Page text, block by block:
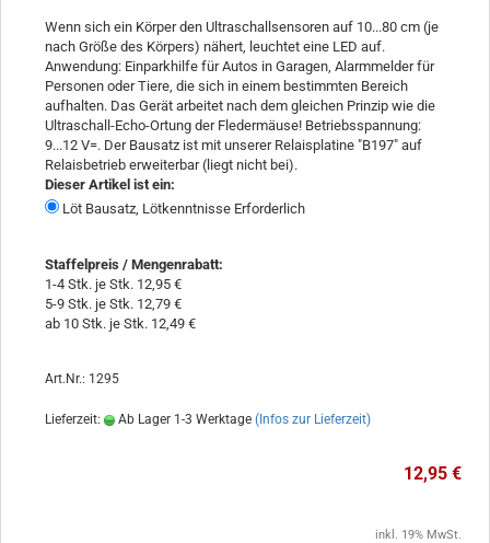
Wenn sich ein Körper den Ultraschallsensoren auf 10...80 cm (je
nach Größe des Körpers) nähert, leuchtet eine LED auf.
Anwendung: Einparkhilfe für Autos in Garagen, Alarmmelder für
Personen oder Tiere, die sich in einem bestimmten Bereich
aufhalten. Das Gerät arbeitet nach dem gleichen Prinzip wie die
Ultraschall-Echo-Ortung der Fledermäuse! Betriebsspannung:
9...12 V=. Der Bausatz ist mit unserer Relaisplatine "B197" auf
Relaisbetrieb erweiterbar (liegt nicht bei).
Dieser Artikel ist ein:
Löt Bausatz, Lötkenntnisse Erforderlich
Staffelpreis / Mengenrabatt:
1-4 Stk. je Stk. 12,95 €
5-9 Stk. je Stk. 12,79 €
ab 10 Stk. je Stk. 12,49 €
Art.Nr.: 1295
Lieferzeit: Ab Lager 1-3 Werktage (Infos zur Lieferzeit)
12,95 €
inkl. 19% MwSt.